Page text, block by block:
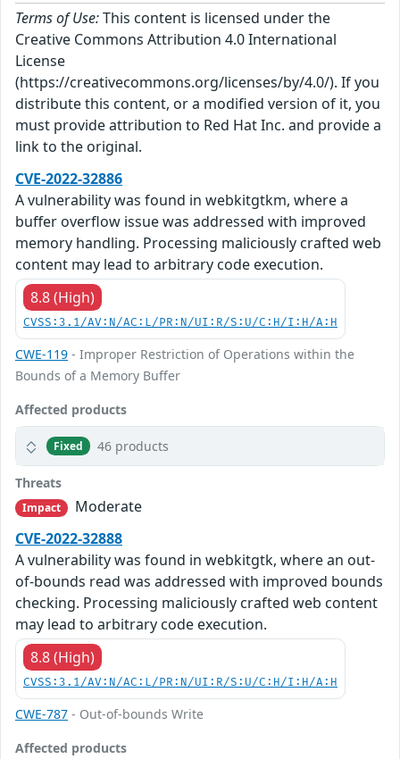
Terms of Use:This content is licensed under the
Creative Commons Attribution 4.0 International
License
(https://creativecommons.org/licenses/by/4.0/). If you
distribute this content, or a modified version of it, you
must provide attribution to Red Hat Inc. and provide a
link to the original.
CVE-2022-32886
A vulnerability was found in webkitgtkm, where a
buffer overflow issue was addressed with improved
memory handling. Processing maliciously crafted web
content may lead to arbitrary code execution.
8.8 (High)
CVSS:3.1/AV:N/AC:L/PR:N/UI:R/S:U/C:H/I:H/A:H
CWE-119 - Improper Restriction of Operations within the
Bounds of a Memory Buffer
Affected products
Fixed 46 products
Threats
Impact
Moderate
CVE-2022-32888
A vulnerability was found in webkitgtk, where an out-
of-bounds read was addressed with improved bounds
checking. Processing maliciously crafted web content
may lead to arbitrary code execution.
8.8 (High)
CVSS:3.1/AV:N/AC:L/PR:N/UI:R/S:U/C:H/I:H/A:H
CWE-787 - Out-of-bounds Write
Affected products